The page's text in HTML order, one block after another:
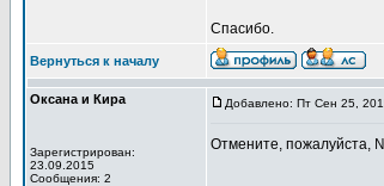
Спасибо.
Вернуться к началу
Оксана и Кира
Зарегистрирован:
23.09.2015
Сообщения: 2
Добавлено: Пт Сен 25,
Отмените, пожалуйста,